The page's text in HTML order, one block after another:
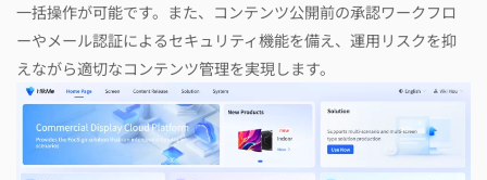
一括操作が可能です。また、コンテンツ公開前の承認ワークフロ
ーやメール認証によるセキュリティ機能を備え、運用リスクを抑
えながら適切なコンテンツ管理を実現します。